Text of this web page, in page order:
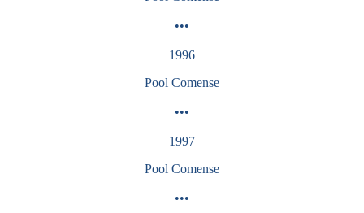
•••
1996
Pool Comense
•••
1997
Pool Comense
•••